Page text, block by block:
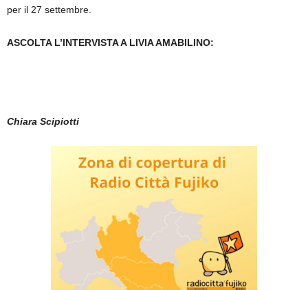
per il 27 settembre.
ASCOLTA L’INTERVISTA A LIVIA AMABILINO:
Chiara Scipiotti